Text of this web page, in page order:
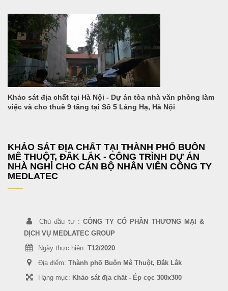
Khảo sát địa chất tại Hà Nội - Dự án tòa nhà văn phòng làm
việc và cho thuê 9 tầng tại Số 5 Láng Hạ, Hà Nội
KHẢO SÁT ĐỊA CHẤT TẠI THÀNH PHỐ BUÔN
MÊ THUỘT, ĐẮK LẮK - CÔNG TRÌNH DỰ ÁN
NHÀ NGHỈ CHO CÁN BỘ NHÂN VIÊN CÔNG TY
MEDLATEC
Chủ đầu tư : CÔNG TY CỔ PHẦN THƯƠNG MẠI &
DỊCH VỤ MEDLATEC GROUP
Ngày thực hiện: T12/2020
Địa điểm: Thành phố Buôn Mê Thuột, Đắk Lắk
Hạng mục: Khảo sát địa chất - Ép cọc 300x300